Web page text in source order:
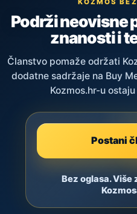
KOZMOS
Podrži neovisne
znanosti i
Članstvo pomaže održati
dodatne sadržaje na Buy
Kozmos.hr-u
Postani
Bez oglasa. Više